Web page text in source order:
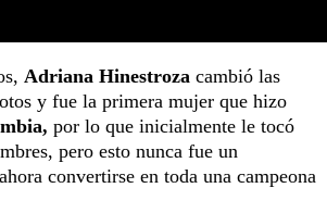
Adriana Hinestroza cambió las
y fue la primera mujer que hizo
por lo que inicialmente le tocó
pero esto nunca fue un
convertirse en toda una campeona